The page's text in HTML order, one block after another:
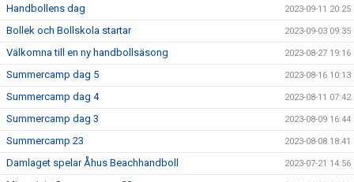
Handbollens dag 2023-09-11 20:25
Bollek och Bollskola startar 2023-09-03 09:35
Välkomna till en ny handbollsäsong 2023-08-27 19:16
Summercamp dag 5 2023-08-16 10:13
Summercamp dag 4 2023-08-11 07:42
Summercamp dag 3 2023-08-09 16:44
Summercamp 23 2023-08-08 18:41
Damlaget spelar Åhus Beachhandboll 2023-07-21 14:56